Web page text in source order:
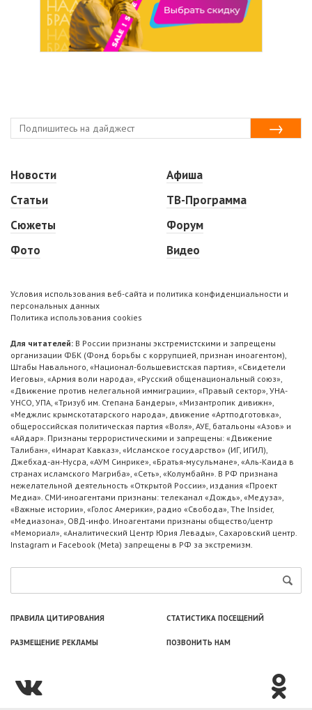
Новости
Статьи
Сюжеты
Фото
Афиша
ТВ-Программа
Форум
Видео
Условия использования веб-сайта и политика конфиденциальности и
персональных данных
Политика использования cookies
Для читателей: В России признаны экстремистскими и запрещены
организации ФБК (Фонд борьбы с коррупцией, признан иноагентом),
Штабы Навального, «Национал-большевистская партия», «Свидетели
Иеговы», «Армия воли народа», «Русский общенациональный союз»,
«Движение против нелегальной иммиграции», «Правый сектор», УНА-
УНСО, УПА, «Тризуб им. Степана Бандеры», «Мизантропик дивижн»,
«Меджлис крымскотатарского народа», движение «Артподготовка»,
общероссийская политическая партия «Воля», АУЕ, батальоны «Азов» и
«Айдар». Признаны террористическими и запрещены: «Движение
Талибан», «Имарат Кавказ», «Исламское государство» (ИГ, ИГИЛ),
Джебхад-ан-Нусра, «АУМ Синрике», «Братья-мусульмане», «Аль-Каида в
странах исламского Магриба», «Сеть», «Колумбайн». В РФ признана
нежелательной деятельность «Открытой России», издания «Проект
Медиа». СМИ-иноагентами признаны: телеканал «Дождь», «Медуза»,
«Важные истории», «Голос Америки», радио «Свобода», The Insider,
«Медиазона», ОВД-инфо. Иноагентами признаны общество/центр
«Мемориал», «Аналитический Центр Юрия Левады», Сахаровский центр.
Instagram и Facebook (Metа) запрещены в РФ за экстремизм.
ПРАВИЛА ЦИТИРОВАНИЯ СТАТИСТИКА ПОСЕЩЕНИЙ
РАЗМЕЩЕНИЕ РЕКЛАМЫ ПОЗВОНИТЬ НАМ